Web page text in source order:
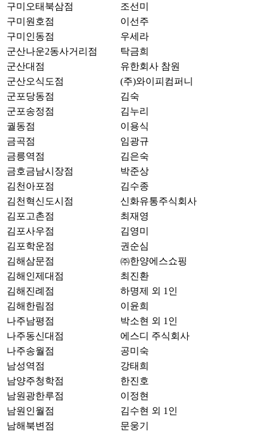
구미오태북삼점
조선미
구미원호점
이선주
구미인동점
우세라
군산나운2동사거리점
탁금희
군산대점
유한회사 참원
군산오식도점
(주)와이피컴퍼니
군포당동점
김숙
군포송정점
김누리
궐동점
이용식
금곡점
임광규
금릉역점
김은숙
금호금남시장점
박준상
김천아포점
김수종
김천혁신도시점
신화유통주식회사
김포고촌점
최재영
김포사우점
김영미
김포학운점
권순심
김해삼문점
㈜한양에스쇼핑
김해인제대점
최진환
김해진례점
하명제 외 1인
김해한림점
이윤희
나주남평점
박소현 외 1인
나주동신대점
에스디 주식회사
나주송월점
공미숙
남성역점
강태희
남양주청학점
한진호
남원광한루점
이정현
남원인월점
김수현 외 1인
남해북변점
문웅기